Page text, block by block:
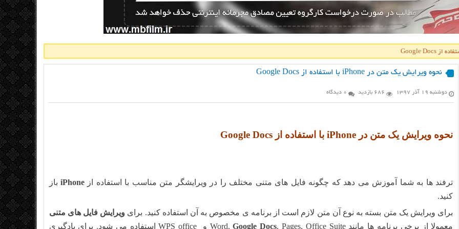
نحوه ویرایش یک متن در iPhone با استفاده از Google Docs
دوشنبه ۱۹ آذر ۱۳۹۷ 686 بازدید 0 دیدگاه
نحوه ویرایش یک متن در iPhone با استفاده از Google Docs
ترفند ها به شما آموزش می دهد که چگونه فایل های متنی مختلف را در ویرایشگر متن مناسب با استفاده از iPhone باز
کنید.
برای ویرایش یک متن بسته به نوع آن متن لازم است از برنامه ی مخصوص به آن استفاده کنید. برای ویرایش فایل های متنی
معمولا از برخی برنامه ها مانند Word,
Google Docs , Pages, Office Suite و WPS office استفاده می شود. برای یادگیری